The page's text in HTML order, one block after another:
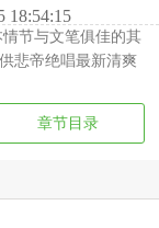
18:54:15
节与文笔俱佳的其
悲帝绝唱最新清爽
章节目录